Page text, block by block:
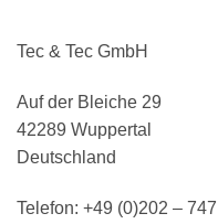
Tec & Tec GmbH
Auf der Bleiche 29
42289 Wuppertal
Deutschland
Telefon: +49 (0)202 –